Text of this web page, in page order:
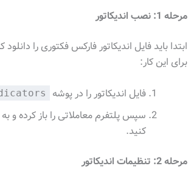
مرحله 1: نصب اندیکاتور
برای این کار:
فایل اندیکاتور را در پوشه
سپس پلتفرم معاملاتی را باز کرده و
کنید.
مرحله 2: تنظیمات اندیکاتور